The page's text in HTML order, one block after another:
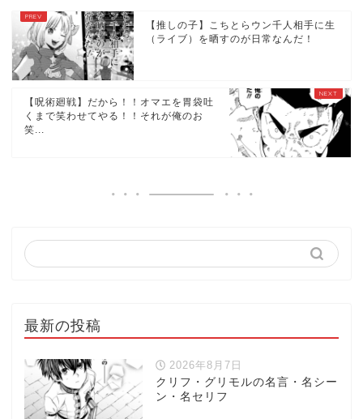
【推しの子】こちとらウン千人相手に生
（ライブ）を晒すのが日常なんだ！
【呪術廻戦】だから！！オマエを胃袋吐
くまで笑わせてやる！！それが俺のお
笑...
最新の投稿
2026年8月7日
クリフ・グリモルの名言・名シー
ン・名セリフ